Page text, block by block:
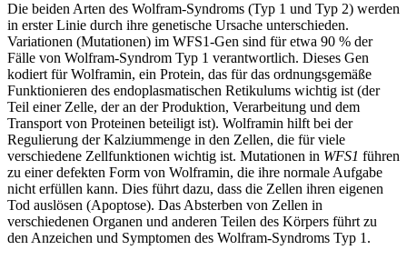
Die beiden Arten des Wolfram-Syndroms (Typ 1 und Typ 2) werden
in erster Linie durch ihre genetische Ursache unterschieden.
Variationen (Mutationen) im WFS1-Gen sind für etwa 90 % der
Fälle von Wolfram-Syndrom Typ 1 verantwortlich. Dieses Gen
kodiert für Wolframin, ein Protein, das für das ordnungsgemäße
Funktionieren des endoplasmatischen Retikulums wichtig ist (der
Teil einer Zelle, der an der Produktion, Verarbeitung und dem
Transport von Proteinen beteiligt ist). Wolframin hilft bei der
Regulierung der Kalziummenge in den Zellen, die für viele
verschiedene Zellfunktionen wichtig ist. Mutationen in WFS1 führen
zu einer defekten Form von Wolframin, die ihre normale Aufgabe
nicht erfüllen kann. Dies führt dazu, dass die Zellen ihren eigenen
Tod auslösen (Apoptose). Das Absterben von Zellen in
verschiedenen Organen und anderen Teilen des Körpers führt zu
den Anzeichen und Symptomen des Wolfram-Syndroms Typ 1.